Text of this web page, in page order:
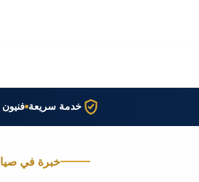
خدمة سريعة
خبرة في